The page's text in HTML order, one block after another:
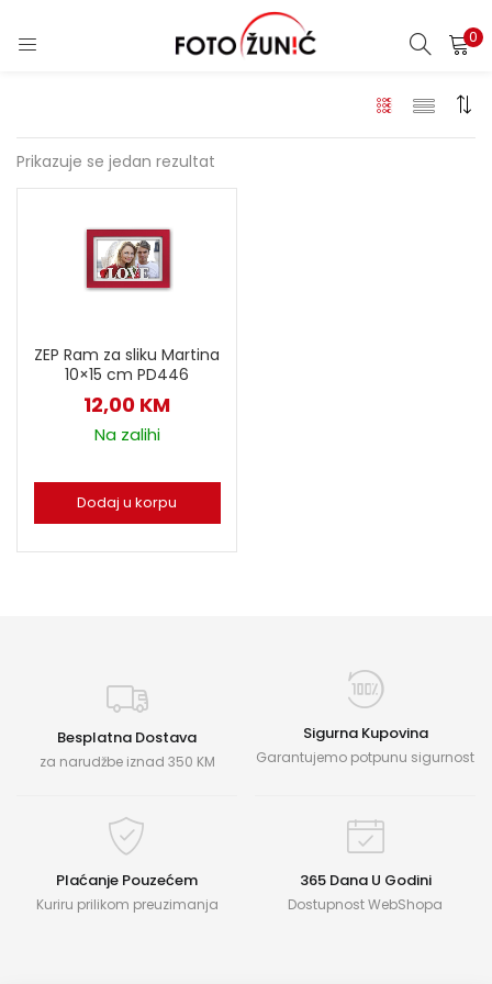
0
Prikazuje se jedan rezultat
ZEP Ram za sliku Martina
10×15 cm PD446
12,00 KM
Na zalihi
Dodaj u korpu
Besplatna Dostava
za narudžbe iznad 350 KM
Sigurna Kupovina
Garantujemo potpunu sigurnost
Plaćanje Pouzećem
Kuriru prilikom preuzimanja
365 Dana U Godini
Dostupnost WebShopa